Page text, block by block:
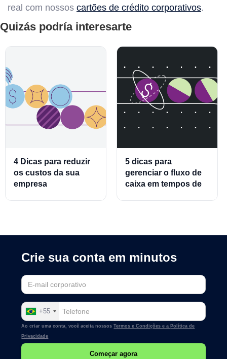
real com nossos cartões de crédito corporativos.
Quizás podría interesarte
4 Dicas para reduzir
os custos da sua
empresa
5 dicas para
gerenciar o fluxo de
caixa em tempos de
Crie sua conta em minutos
+55
Ao criar uma conta, você aceita nossosTermos e Condições e a Política de
Privacidade